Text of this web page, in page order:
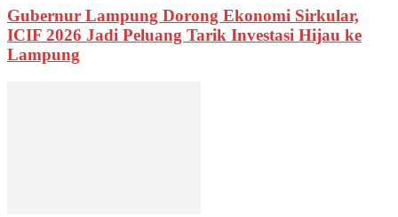
Gubernur Lampung Dorong Ekonomi Sirkular,
ICIF 2026 Jadi Peluang Tarik Investasi Hijau ke
Lampung